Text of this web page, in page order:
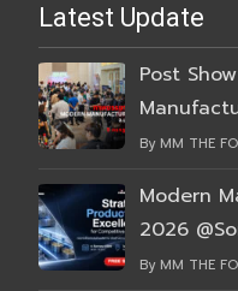
Latest Update
Post
By MM THE
Modern
2026
By MM THE